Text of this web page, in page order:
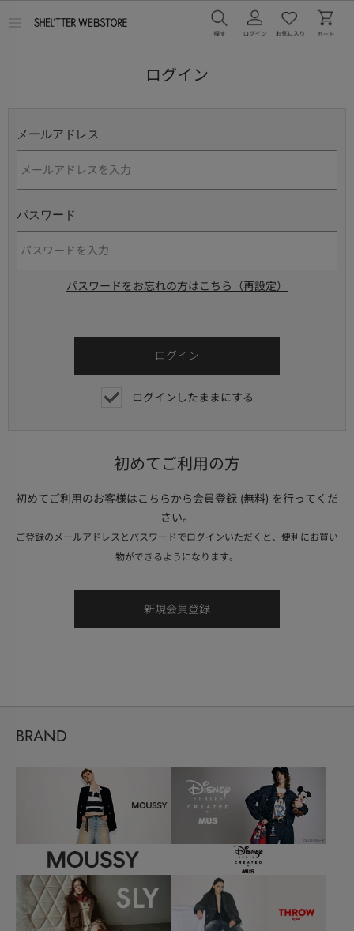
ログイン
メールアドレス
パスワード
パスワードをお忘れの方はこちら（再設定）
ログインしたままにする
初めてご利用の方
初めてご利用のお客様はこちらから会員登録 (無料) を行ってくだ
さい。
ご登録のメールアドレスとパスワードでログインいただくと、便利にお買い
物ができるようになります。
BRAND